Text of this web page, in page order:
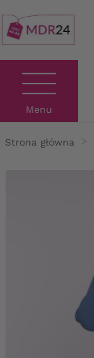
Menu
Strona główna